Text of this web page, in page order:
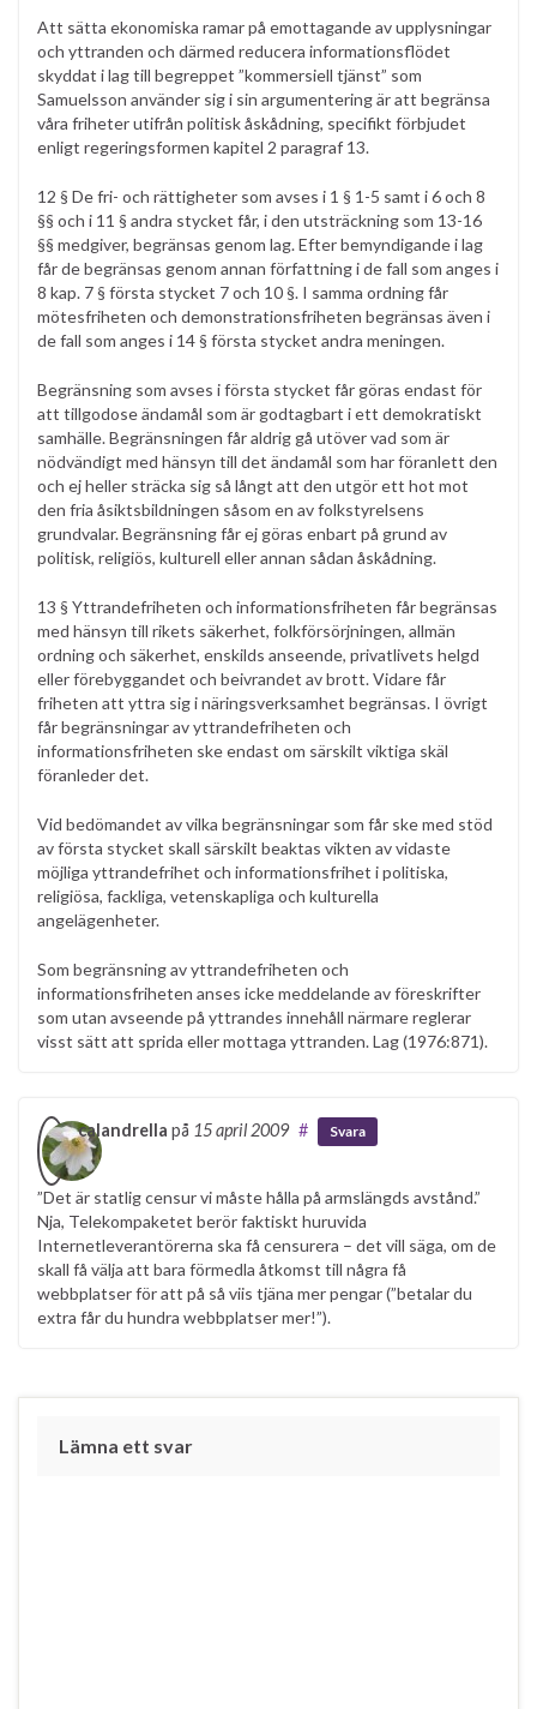
Att sätta ekonomiska ramar på emottagande av upplysningar
och yttranden och därmed reducera informationsflödet
skyddat i lag till begreppet ”kommersiell tjänst” som
Samuelsson använder sig i sin argumentering är att begränsa
våra friheter utifrån politisk åskådning, specifikt förbjudet
enligt regeringsformen kapitel 2 paragraf 13.
12 § De fri- och rättigheter som avses i 1 § 1-5 samt i 6 och 8
§§ och i 11 § andra stycket får, i den utsträckning som 13-16
§§ medgiver, begränsas genom lag. Efter bemyndigande i lag
får de begränsas genom annan författning i de fall som anges i
8 kap. 7 § första stycket 7 och 10 §. I samma ordning får
mötesfriheten och demonstrationsfriheten begränsas även i
de fall som anges i 14 § första stycket andra meningen.
Begränsning som avses i första stycket får göras endast för
att tillgodose ändamål som är godtagbart i ett demokratiskt
samhälle. Begränsningen får aldrig gå utöver vad som är
nödvändigt med hänsyn till det ändamål som har föranlett den
och ej heller sträcka sig så långt att den utgör ett hot mot
den fria åsiktsbildningen såsom en av folkstyrelsens
grundvalar. Begränsning får ej göras enbart på grund av
politisk, religiös, kulturell eller annan sådan åskådning.
13 § Yttrandefriheten och informationsfriheten får begränsas
med hänsyn till rikets säkerhet, folkförsörjningen, allmän
ordning och säkerhet, enskilds anseende, privatlivets helgd
eller förebyggandet och beivrandet av brott. Vidare får
friheten att yttra sig i näringsverksamhet begränsas. I övrigt
får begränsningar av yttrandefriheten och
informationsfriheten ske endast om särskilt viktiga skäl
föranleder det.
Vid bedömandet av vilka begränsningar som får ske med stöd
av första stycket skall särskilt beaktas vikten av vidaste
möjliga yttrandefrihet och informationsfrihet i politiska,
religiösa, fackliga, vetenskapliga och kulturella
angelägenheter.
Som begränsning av yttrandefriheten och
informationsfriheten anses icke meddelande av föreskrifter
som utan avseende på yttrandes innehåll närmare reglerar
visst sätt att sprida eller mottaga yttranden. Lag (1976:871).
calandrella på 15 april 2009 # Svara
”Det är statlig censur vi måste hålla på armslängds avstånd.”
Nja, Telekompaketet berör faktiskt huruvida
Internetleverantörerna ska få censurera – det vill säga, om de
skall få välja att bara förmedla åtkomst till några få
webbplatser för att på så viis tjäna mer pengar (”betalar du
extra får du hundra webbplatser mer!”).
Lämna ett svar